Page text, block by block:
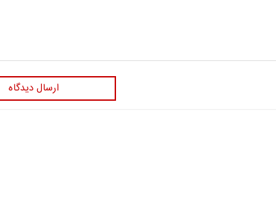
ارسال دیدگاه